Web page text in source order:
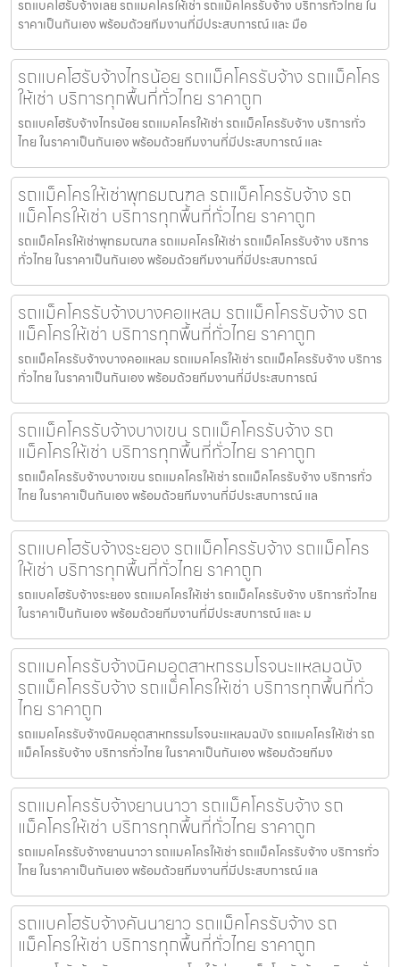
รถแบคโฮรับจ้างเลย รถแมคโครให้เช่า รถแม็คโครรับจ้าง บริการทั่วไทย ใน
ราคาเป็นกันเอง พร้อมด้วยทีมงานที่มีประสบการณ์ และ มือ
รถแบคโฮรับจ้างไทรน้อย รถแม็คโครรับจ้าง รถแม็คโคร
ให้เช่า บริการทุกพื้นที่ทั่วไทย ราคาถูก
รถแบคโฮรับจ้างไทรน้อย รถแมคโครให้เช่า รถแม็คโครรับจ้าง บริการทั่ว
ไทย ในราคาเป็นกันเอง พร้อมด้วยทีมงานที่มีประสบการณ์ และ
รถแม็คโครให้เช่าพุทธมณฑล รถแม็คโครรับจ้าง รถ
แม็คโครให้เช่า บริการทุกพื้นที่ทั่วไทย ราคาถูก
รถแม็คโครให้เช่าพุทธมณฑล รถแมคโครให้เช่า รถแม็คโครรับจ้าง บริการ
ทั่วไทย ในราคาเป็นกันเอง พร้อมด้วยทีมงานที่มีประสบการณ์
รถแม็คโครรับจ้างบางคอแหลม รถแม็คโครรับจ้าง รถ
แม็คโครให้เช่า บริการทุกพื้นที่ทั่วไทย ราคาถูก
รถแม็คโครรับจ้างบางคอแหลม รถแมคโครให้เช่า รถแม็คโครรับจ้าง บริการ
ทั่วไทย ในราคาเป็นกันเอง พร้อมด้วยทีมงานที่มีประสบการณ์
รถแม็คโครรับจ้างบางเขน รถแม็คโครรับจ้าง รถ
แม็คโครให้เช่า บริการทุกพื้นที่ทั่วไทย ราคาถูก
รถแม็คโครรับจ้างบางเขน รถแมคโครให้เช่า รถแม็คโครรับจ้าง บริการทั่ว
ไทย ในราคาเป็นกันเอง พร้อมด้วยทีมงานที่มีประสบการณ์ แล
รถแบคโฮรับจ้างระยอง รถแม็คโครรับจ้าง รถแม็คโคร
ให้เช่า บริการทุกพื้นที่ทั่วไทย ราคาถูก
รถแบคโฮรับจ้างระยอง รถแมคโครให้เช่า รถแม็คโครรับจ้าง บริการทั่วไทย
ในราคาเป็นกันเอง พร้อมด้วยทีมงานที่มีประสบการณ์ และ ม
รถแมคโครรับจ้างนิคมอุตสาหกรรมโรจนะแหลมฉบัง
รถแม็คโครรับจ้าง รถแม็คโครให้เช่า บริการทุกพื้นที่ทั่ว
ไทย ราคาถูก
รถแมคโครรับจ้างนิคมอุตสาหกรรมโรจนะแหลมฉบัง รถแมคโครให้เช่า รถ
แม็คโครรับจ้าง บริการทั่วไทย ในราคาเป็นกันเอง พร้อมด้วยทีมง
รถแมคโครรับจ้างยานนาวา รถแม็คโครรับจ้าง รถ
แม็คโครให้เช่า บริการทุกพื้นที่ทั่วไทย ราคาถูก
รถแมคโครรับจ้างยานนาวา รถแมคโครให้เช่า รถแม็คโครรับจ้าง บริการทั่ว
ไทย ในราคาเป็นกันเอง พร้อมด้วยทีมงานที่มีประสบการณ์ แล
รถแบคโฮรับจ้างคันนายาว รถแม็คโครรับจ้าง รถ
แม็คโครให้เช่า บริการทุกพื้นที่ทั่วไทย ราคาถูก